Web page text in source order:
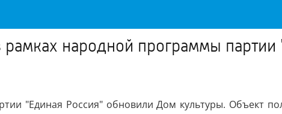
народной программы
"Единая Россия" обновили Дом культуры. Объект